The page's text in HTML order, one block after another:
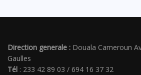
Direction generale : Douala Cameroun
Gaulles
Tél : 233 42 89 03 / 694 16 37 32